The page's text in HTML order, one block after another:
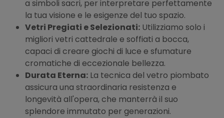
a simboli sacri, per interpretare perfettamente
la tua visione e le esigenze del tuo spazio.
Vetri Pregiati e Selezionati: Utilizziamo solo i
migliori vetri cattedrale e soffiati a bocca,
capaci di creare giochi di luce e sfumature
cromatiche di eccezionale bellezza.
Durata Eterna: La tecnica del vetro piombato
assicura una straordinaria resistenza e
longevità all'opera, che manterrà il suo
splendore immutato per generazioni.